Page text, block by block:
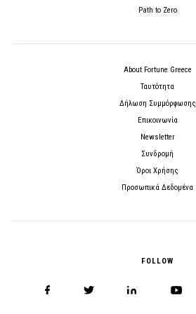
Path to Zero
About Fortune Greece
Ταυτότητα
Δήλωση Συμμόρφωσης
Επικοινωνία
Newsletter
Συνδρομή
Όροι Χρήσης
Προσωπικά Δεδομένα
FOLLOW